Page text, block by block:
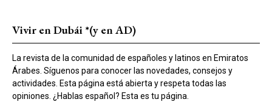
Vivir en Dubái *(y en AD)
La revista de la comunidad de españoles y latinos en Emiratos
Árabes. Síguenos para conocer las novedades, consejos y
actividades. Esta página está abierta y respeta todas las
opiniones. ¿Hablas español? Esta es tu página.